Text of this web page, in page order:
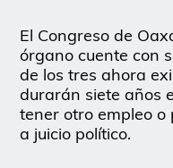
El Congreso de
órgano cuente con
de los tres ahora
durarán siete años
tener otro empleo o
a juicio político.